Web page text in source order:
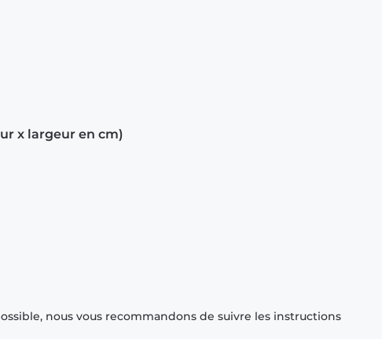
x largeur en cm)
nous vous recommandons de suivre les instructions